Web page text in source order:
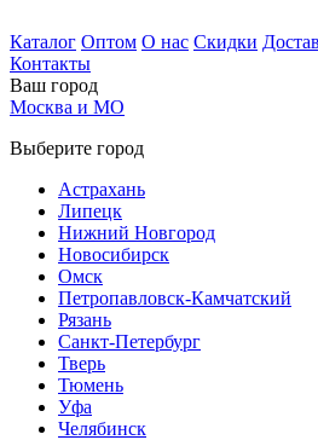
Каталог Оптом О нас Скидки
Контакты
Ваш город
Москва и МО
Выберите город
Астрахань
Липецк
Нижний Новгород
Новосибирск
Омск
Петропавловск-Камчатский
Рязань
Санкт-Петербург
Тверь
Тюмень
Уфа
Челябинск